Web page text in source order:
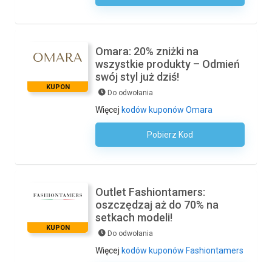
KUPON
Omara: 20% zniżki na
wszystkie produkty – Odmień
swój styl już dziś!
Do odwołania
Więcej kodów kuponów Omara
Pobierz Kod
Kod Nie Jest Wymagany
KUPON
Outlet Fashiontamers:
oszczędzaj aż do 70% na
setkach modeli!
Do odwołania
Więcej kodów kuponów Fashiontamers